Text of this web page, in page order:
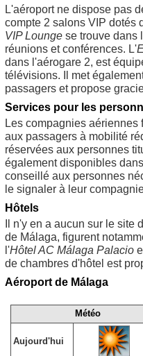
L'aéroport ne dispose pas
compte 2 salons VIP dotés
VIP Lounge se trouve dans
réunions et conférences. L'
dans l'aérogare 2, est
télévisions. Il met
passagers et propose
Services pour les
Les compagnies
aux passagers à mobilité
réservées aux personnes
également disponibles
conseillé aux personnes
le signaler à leur
Hôtels
Il n'y en a aucun sur le site
de Málaga, figurent
l'Hôtel AC Málaga Palacio
de chambres d'hôtel est
Aéroport de Málaga
Météo
Aujourd'hui